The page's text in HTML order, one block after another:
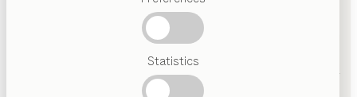
Statistics
Österreichisches
Handwerk